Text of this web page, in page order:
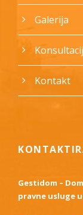
Galerija
Kontakt
Gestidom –
pravne usluge